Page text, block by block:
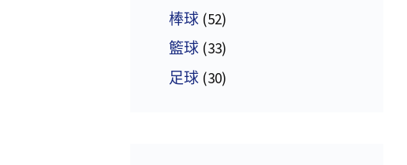
棒球 (52)
籃球 (33)
足球 (30)